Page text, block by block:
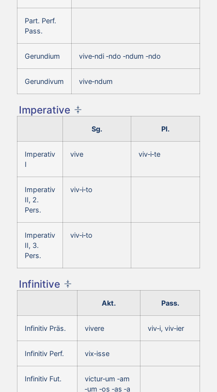
Part. Perf.
Pass.
Gerundium vive‑ndi ‑ndo ‑ndum ‑ndo
Gerundivum vive‑ndum
Imperative
Sg. Pl.
Imperativ
I
vive viv‑i‑te
Imperativ
II, 2.
Pers.
viv‑i‑to
Imperativ
II, 3.
Pers.
viv‑i‑to
Infinitive
Akt. Pass.
Infinitiv Präs. vivere viv‑i, viv‑ier
Infinitiv Perf. vix‑isse
Infinitiv Fut.
victur‑um ‑am
‑um ‑os ‑as ‑a